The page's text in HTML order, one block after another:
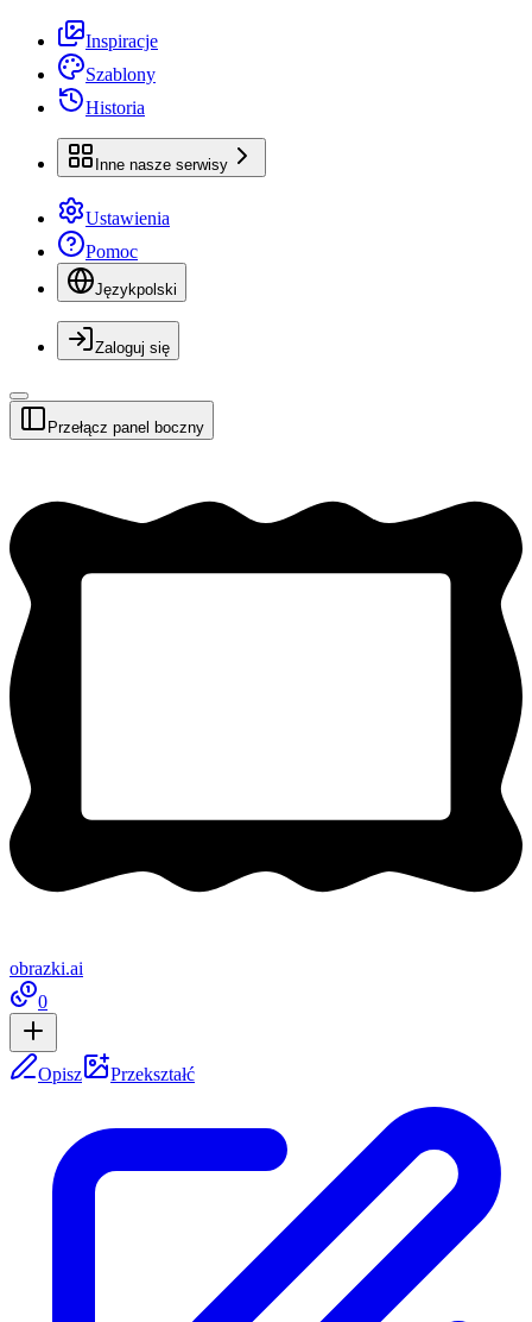
Inspiracje
Szablony
Historia
Inne nasze serwisy
Ustawienia
Pomoc
Językpolski
Zaloguj się
Przełącz panel boczny
obrazki.ai
0
Opisz Przekształć